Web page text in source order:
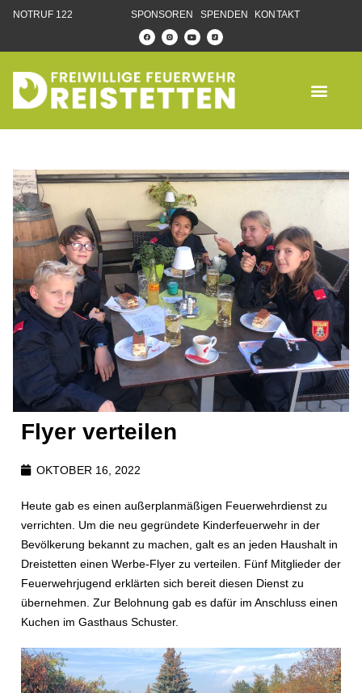
NOTRUF 122 SPONSOREN SPENDEN KONTAKT
Flyer verteilen
OKTOBER 16, 2022
Heute gab es einen außerplanmäßigen Feuerwehrdienst zu
verrichten. Um die neu gegründete Kinderfeuerwehr in der
Bevölkerung bekannt zu machen, galt es an jeden Haushalt in
Dreistetten einen Werbe-Flyer zu verteilen. Fünf Mitglieder der
Feuerwehrjugend erklärten sich bereit diesen Dienst zu
übernehmen. Zur Belohnung gab es dafür im Anschluss einen
Kuchen im Gasthaus Schuster.